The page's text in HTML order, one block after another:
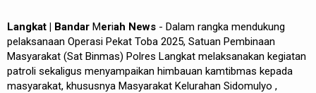
Langkat | Bandar Meriah News - Dalam rangka mendukung
pelaksanaan Operasi Pekat Toba 2025, Satuan Pembinaan
Masyarakat (Sat Binmas) Polres Langkat melaksanakan kegiatan
patroli sekaligus menyampaikan himbauan kamtibmas kepada
masyarakat, khususnya Masyarakat Kelurahan Sidomulyo ,